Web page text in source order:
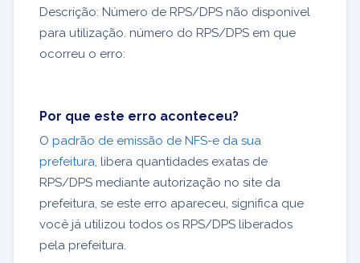
Descrição: Número de RPS/DPS não disponível
para utilização. número do RPS/DPS em que
ocorreu o erro:
Por que este erro aconteceu?
O padrão de emissão de NFS-e da sua
prefeitura, libera quantidades exatas de
RPS/DPS mediante autorização no site da
prefeitura, se este erro apareceu, significa que
você já utilizou todos os RPS/DPS liberados
pela prefeitura.